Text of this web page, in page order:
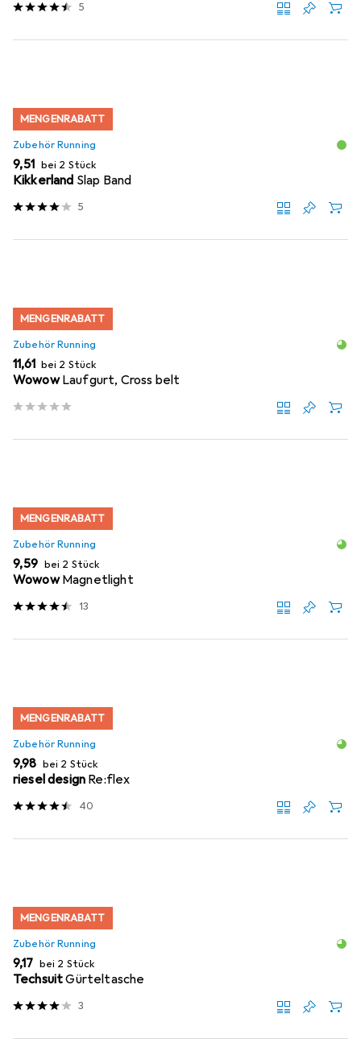
5
MENGENRABATT
Zubehör Running
EUR
9,51 bei 2 Stück
Kikkerland Slap Band
5
MENGENRABATT
Zubehör Running
EUR
11,61 bei 2 Stück
Wowow Laufgurt, Cross belt
MENGENRABATT
Zubehör Running
EUR
9,59 bei 2 Stück
Wowow Magnetlight
13
MENGENRABATT
Zubehör Running
EUR
9,98 bei 2 Stück
riesel design Re:flex
40
MENGENRABATT
Zubehör Running
EUR
9,17 bei 2 Stück
TechsuitGürteltasche
3